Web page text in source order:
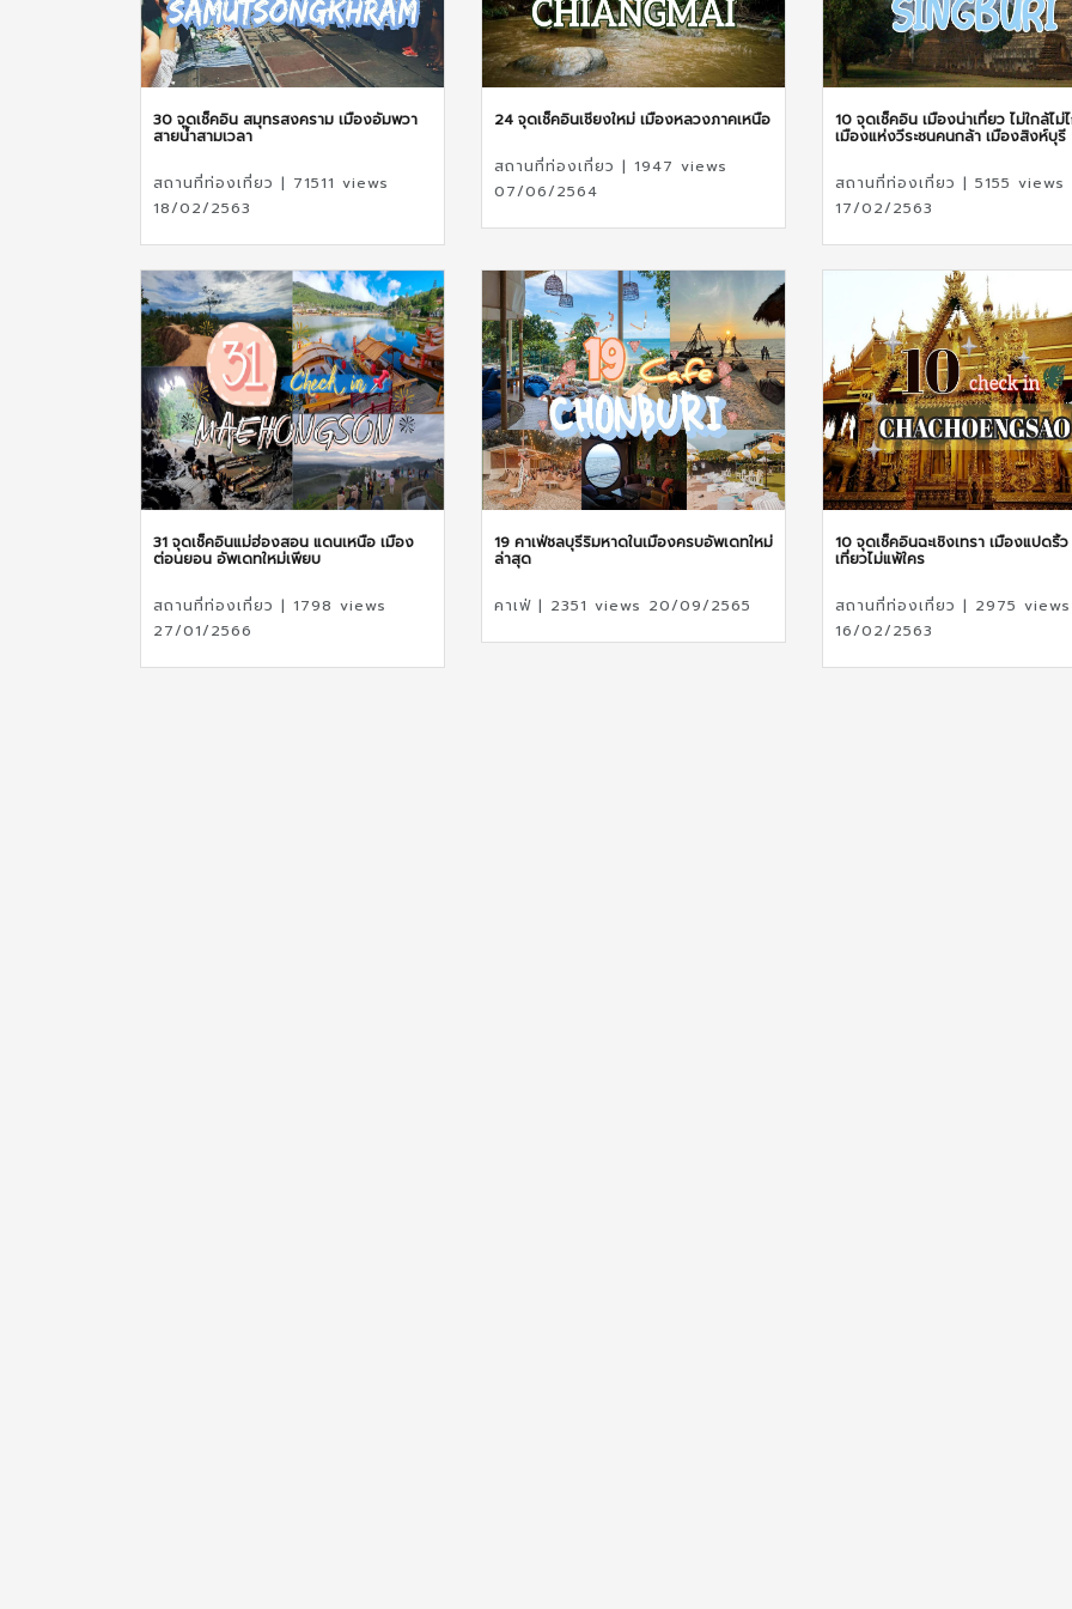
30 จุดเช็คอิน สมุทรสงคราม เมืองอัมพวา
สายน้ำสามเวลา
สถานที่ท่องเที่ยว | 71511 views
18/02/2563
24 จุดเช็คอินเชียงใหม่ เมืองหลวงภาคเหนือ
สถานที่ท่องเที่ยว | 1947 views
07/06/2564
10 จุดเช็คอิน เมืองน่าเที่ยว ไม่ใกล้ไม่
เมืองแห่งวีระชนคนกล้า เมืองสิงห์บุรี
สถานที่ท่องเที่ยว | 5155 views
17/02/2563
31 จุดเช็คอินแม่ฮ่องสอน แดนเหนือ เมือง
ต่อนยอน อัพเดทใหม่เพียบ
สถานที่ท่องเที่ยว | 1798 views
27/01/2566
19 คาเฟ่ชลบุรีริมหาดในเมืองครบอัพเดทใหม่
ล่าสุด
คาเฟ่ | 2351 views 20/09/2565
10 จุดเช็คอินฉะเชิงเทรา เมืองแปดริ้
เที่ยวไม่แพ้ใคร
สถานที่ท่องเที่ยว | 2975 views
16/02/2563